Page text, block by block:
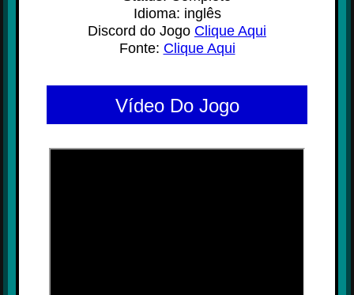
Idioma: inglês
Discord do Jogo Clique Aqui
Fonte: Clique Aqui
Vídeo Do Jogo